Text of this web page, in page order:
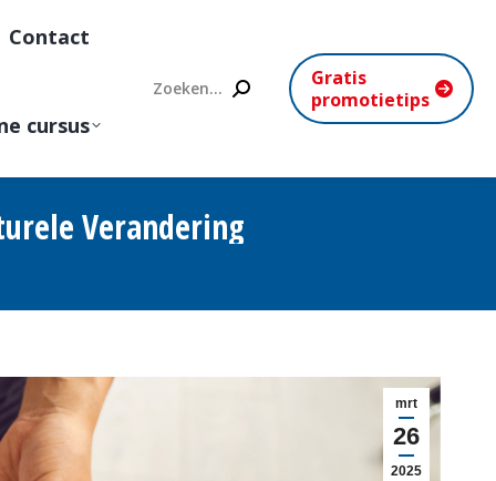
Contact
cursus
Search:
Gratis
promotietips
Verandering
mrt
26
2025